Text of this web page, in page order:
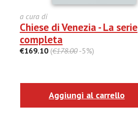
a cura di
Chiese di Venezia - La serie
completa
€169.10 (€178.00-5%)
Aggiungi al carrello